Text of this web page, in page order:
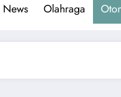
News Olahraga